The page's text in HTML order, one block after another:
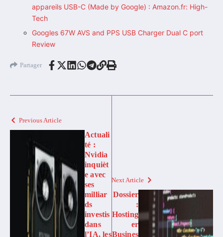
appareils USB-C (Made by Google) : Amazon.fr: High-
Tech
Googles 67W AVS and PPS USB Charger Dual C port
Review
Partager
Previous Article
Actuali
té :
Nvidia
inquièt
e avec
ses
milliar
ds
investis
dans
l’IA, les
Next Article
Dossier
:
Hosting
er
Busines